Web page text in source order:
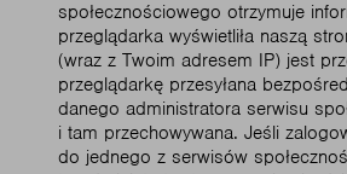
społecznościowego otrzymuje
przeglądarka wyświetliła naszą
(wraz z Twoim adresem IP) jest
przeglądarkę przesyłana
danego administratora serwisu
i tam przechowywana. Jeśli
do jednego z serwisów